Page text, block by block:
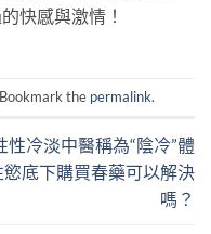
快感與激情！
the permalink.
性冷淡中醫稱為“陰冷”體
慾底下購買春藥可以解決
嗎？